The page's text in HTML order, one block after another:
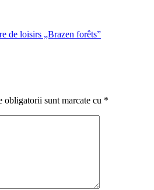
de loisirs „Brazen forêts”
obligatorii sunt marcate cu *